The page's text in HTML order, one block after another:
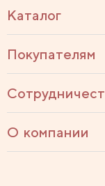
Каталог
Покупателям
О компании